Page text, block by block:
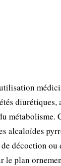
alcaloïdes
décoction
plan